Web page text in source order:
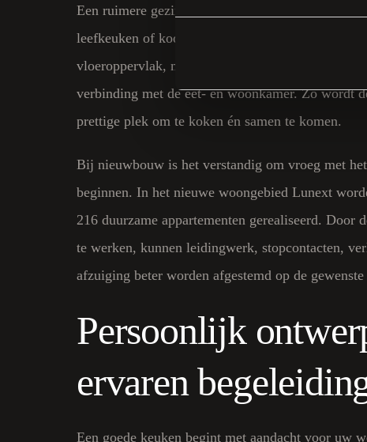
Een ruimere gezinswoning biedt vaak
leefkeuken of kookeiland. We kijken dan niet
vloeroppervlak, maar ook naar looproutes,
verbinding met de eet- en woonkamer. Zo wordt
prettige plek om te koken én samen te komen.
Bij nieuwbouw is het verstandig om vroeg met
beginnen. In het nieuwe woongebied Lunext
216 duurzame appartementen gerealiseerd. Door
te werken, kunnen leidingwerk, stopcontacten,
afzuiging beter worden afgestemd op de
Persoonlijk
ervaren
Een goede keuken begint met aandacht voor uw